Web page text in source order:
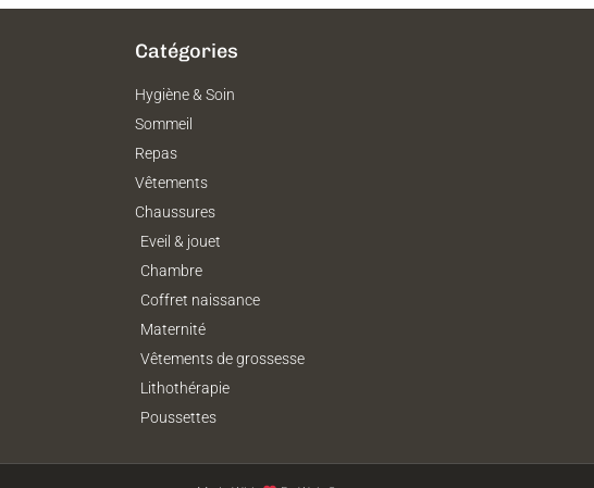
Catégories
Hygiène & Soin
Sommeil
Repas
Vêtements
Chaussures
Eveil & jouet
Chambre
Coffret naissance
Maternité
Vêtements de grossesse
Lithothérapie
Poussettes